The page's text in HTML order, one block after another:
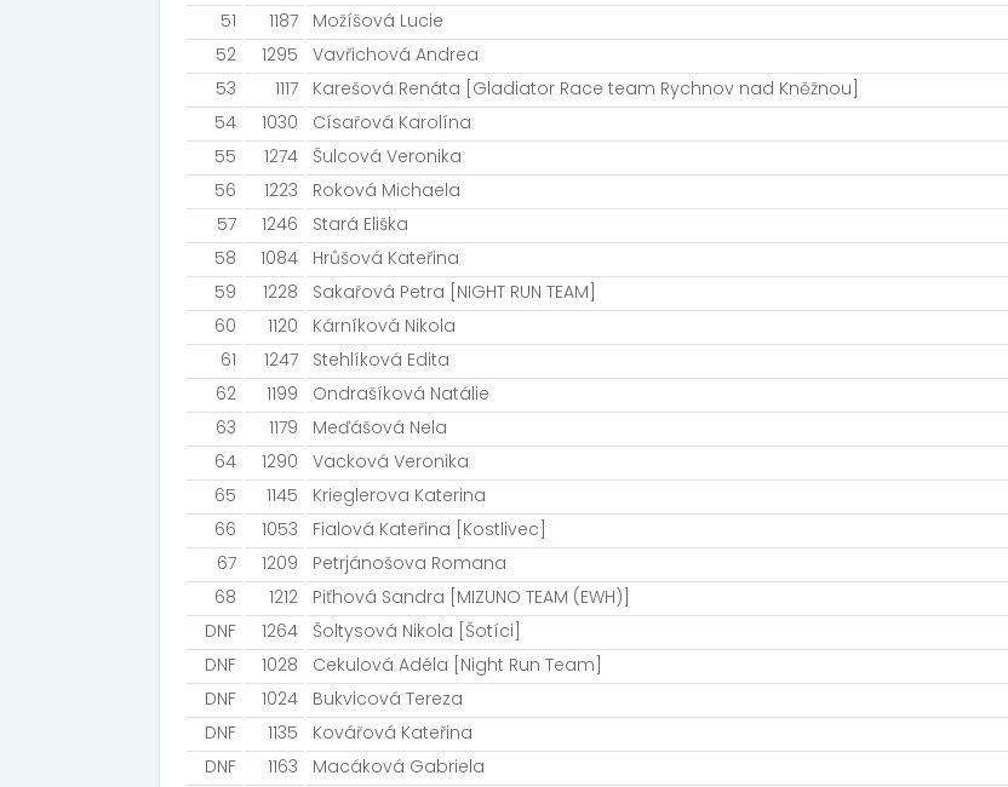
51
1187 Možíšová Lucie
52
1295 Vavřichová Andrea
53
1117 Karešová Renáta [Gladiator Race team Rychnov nad Kněžnou]
54
1030 Císařová Karolína
55
1274 Šulcová Veronika
56
1223 Roková Michaela
57
1246 Stará Eliška
58
1084 Hrůšová Kateřina
59
1228 Sakařová Petra [NIGHT RUN TEAM]
60
1120 Kárníková Nikola
61
1247 Stehlíková Edita
62
1199 Ondrašíková Natálie
63
1179 Meďášová Nela
64
1290 Vacková Veronika
65
1145 Krieglerova Katerina
66
1053 Fialová Kateřina [Kostlivec]
67
1209 Petrjánošova Romana
68
1212 Piťhová Sandra [MIZUNO TEAM (EWH)]
DNF
1264 Šoltysová Nikola [Šotíci]
DNF
1028 Cekulová Adéla [Night Run Team]
DNF
1024 Bukvicová Tereza
DNF
1135 Kovářová Kateřina
DNF
1163 Macáková Gabriela